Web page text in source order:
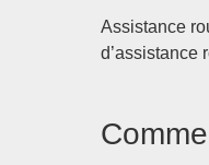
Assistance
d’assistance